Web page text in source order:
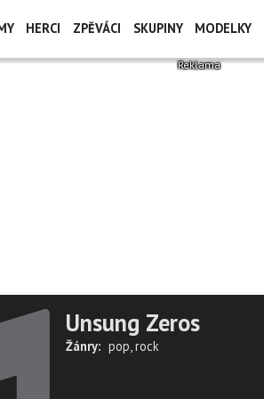
HERCI ZPĚVÁCI SKUPINY MODELKY
Unsung Zeros
Žánry: pop,rock